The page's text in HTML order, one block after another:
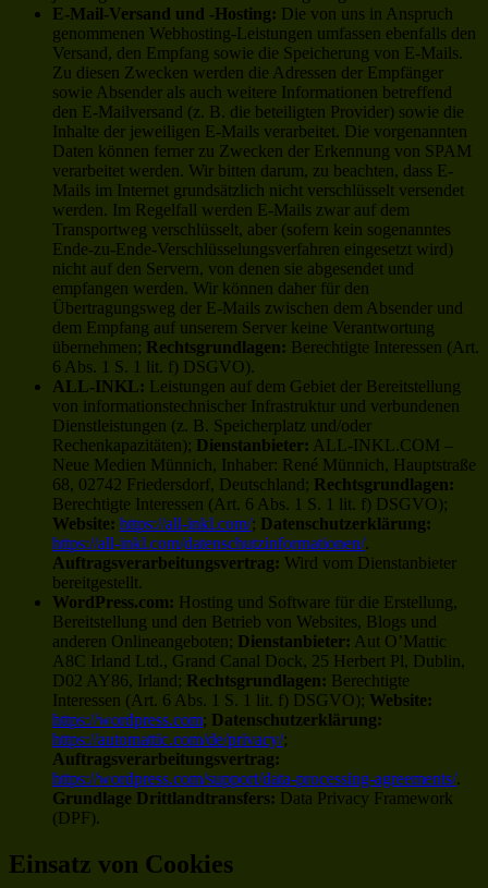
E-Mail-Versand und -Hosting: Die von uns in Anspruch
genommenen Webhosting-Leistungen umfassen ebenfalls den
Versand, den Empfang sowie die Speicherung von E-Mails.
Zu diesen Zwecken werden die Adressen der Empfänger
sowie Absender als auch weitere Informationen betreffend
den E-Mailversand (z. B. die beteiligten Provider) sowie die
Inhalte der jeweiligen E-Mails verarbeitet. Die vorgenannten
Daten können ferner zu Zwecken der Erkennung von SPAM
verarbeitet werden. Wir bitten darum, zu beachten, dass E-
Mails im Internet grundsätzlich nicht verschlüsselt versendet
werden. Im Regelfall werden E-Mails zwar auf dem
Transportweg verschlüsselt, aber (sofern kein sogenanntes
Ende-zu-Ende-Verschlüsselungsverfahren eingesetzt wird)
nicht auf den Servern, von denen sie abgesendet und
empfangen werden. Wir können daher für den
Übertragungsweg der E-Mails zwischen dem Absender und
dem Empfang auf unserem Server keine Verantwortung
übernehmen; Rechtsgrundlagen: Berechtigte Interessen (Art.
6 Abs. 1 S. 1 lit. f) DSGVO).
ALL-INKL: Leistungen auf dem Gebiet der Bereitstellung
von informationstechnischer Infrastruktur und verbundenen
Dienstleistungen (z. B. Speicherplatz und/oder
Rechenkapazitäten); Dienstanbieter: ALL-INKL.COM –
Neue Medien Münnich, Inhaber: René Münnich, Hauptstraße
68, 02742 Friedersdorf, Deutschland; Rechtsgrundlagen:
Berechtigte Interessen (Art. 6 Abs. 1 S. 1 lit. f) DSGVO);
Website: https://all-inkl.com/; Datenschutzerklärung:
https://all-inkl.com/datenschutzinformationen/.
Auftragsverarbeitungsvertrag: Wird vom Dienstanbieter
bereitgestellt.
WordPress.com: Hosting und Software für die Erstellung,
Bereitstellung und den Betrieb von Websites, Blogs und
anderen Onlineangeboten; Dienstanbieter: Aut O’Mattic
A8C Irland Ltd., Grand Canal Dock, 25 Herbert Pl, Dublin,
D02 AY86, Irland; Rechtsgrundlagen: Berechtigte
Interessen (Art. 6 Abs. 1 S. 1 lit. f) DSGVO); Website:
https://wordpress.com; Datenschutzerklärung:
https://automattic.com/de/privacy/;
Auftragsverarbeitungsvertrag:
https://wordpress.com/support/data-processing-agreements/.
Grundlage Drittlandtransfers: Data Privacy Framework
(DPF).
Einsatz von Cookies